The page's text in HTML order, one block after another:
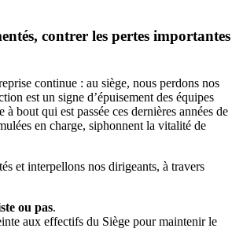
contrer les pertes importantes
continue : au siège, nous perdons nos
est un signe d’épuisement des équipes
bout qui est passée ces dernières années de
en charge, siphonnent la vitalité de
et interpellons nos dirigeants, à travers
ou pas.
aux effectifs du Siège pour maintenir le